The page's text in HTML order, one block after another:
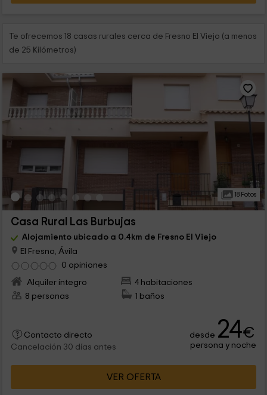
Te ofrecemos 18 casas rurales cerca de Fresno El Viejo (a menos
de 25 Kilómetros)
18 Fotos
Casa Rural Las Burbujas
Alojamiento ubicado a 0.4km de Fresno El Viejo
El Fresno, Ávila
0 opiniones
Alquiler íntegro
4 habitaciones
8 personas
1 baños
Contacto directo
Cancelación 30 días antes
desde 24€
persona y noche
VER OFERTA